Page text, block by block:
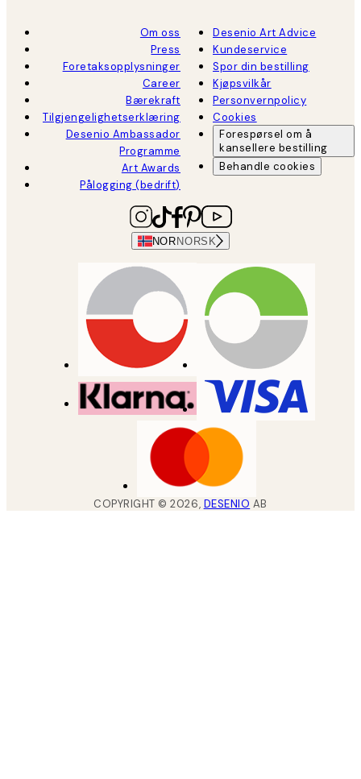
Om oss
Press
Foretaksopplysninger
Career
Bærekraft
Tilgjengelighetserklæring
Desenio Ambassador
Programme
Art Awards
Pålogging (bedrift)
Desenio Art Advice
Kundeservice
Spor din bestilling
Kjøpsvilkår
Personvernpolicy
Cookies
Forespørsel om å
kansellere bestilling
Behandle cookies
NOR NORSK
COPYRIGHT ©2026, DESENIO AB